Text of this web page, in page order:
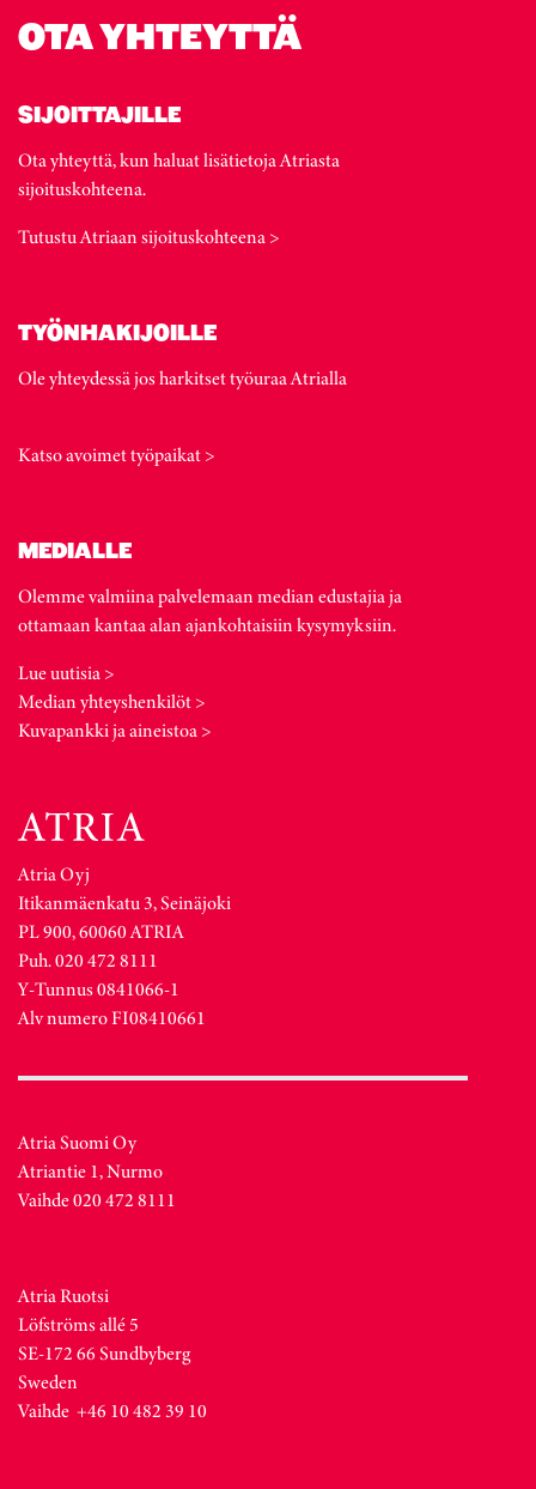
OTA YHTEYTTÄ
SIJOITTAJILLE
Ota yhteyttä, kun haluat lisätietoja Atriasta
sijoituskohteena.
Tutustu Atriaan sijoituskohteena >
TYÖNHAKIJOILLE
Ole yhteydessä jos harkitset työuraa Atrialla
Katso avoimet työpaikat >
MEDIALLE
Olemme valmiina palvelemaan median edustajia ja
ottamaan kantaa alan ajankohtaisiin kysymyksiin.
Lue uutisia >
Median yhteyshenkilöt >
Kuvapankki ja aineistoa >
Atria Oyj
Itikanmäenkatu 3, Seinäjoki
PL 900, 60060 ATRIA
Puh. 020 472 8111
Y-Tunnus 0841066-1
Alv numero FI08410661
Atria Suomi Oy
Atriantie 1, Nurmo
Vaihde 020 472 8111
Atria Ruotsi
Löfströms allé 5
SE-172 66 Sundbyberg
Sweden
Vaihde +46 10 482 39 10